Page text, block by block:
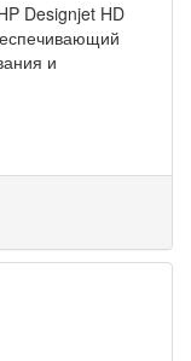
Designjet HD
и